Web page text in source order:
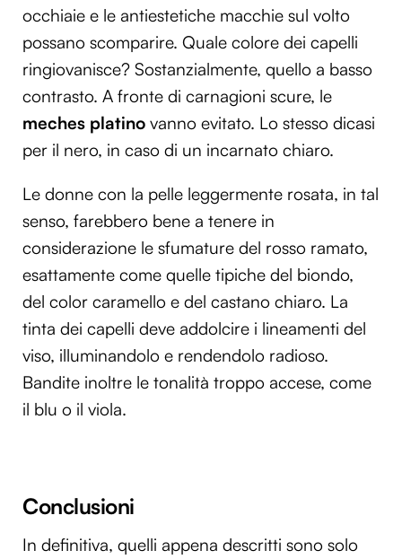
occhiaie e le antiestetiche macchie sul volto
possano scomparire. Quale colore dei capelli
ringiovanisce? Sostanzialmente, quello a basso
contrasto. A fronte di carnagioni scure, le
meches platino vanno evitato. Lo stesso dicasi
per il nero, in caso di un incarnato chiaro.
Le donne con la pelle leggermente rosata, in tal
senso, farebbero bene a tenere in
considerazione le sfumature del rosso ramato,
esattamente come quelle tipiche del biondo,
del color caramello e del castano chiaro. La
tinta dei capelli deve addolcire i lineamenti del
viso, illuminandolo e rendendolo radioso.
Bandite inoltre le tonalità troppo accese, come
il blu o il viola.
Conclusioni
In definitiva, quelli appena descritti sono solo